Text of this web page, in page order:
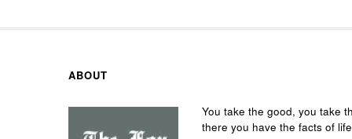
ABOUT
You take the good, you take
there you have the facts of